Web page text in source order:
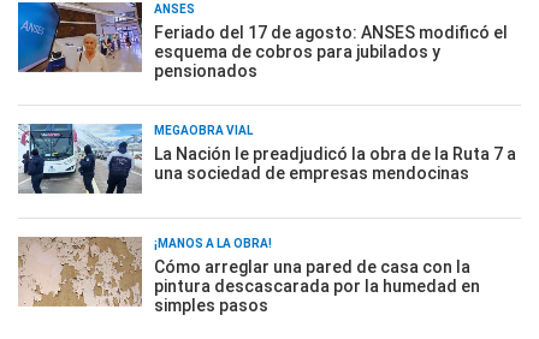
ANSES
Feriado del 17 de agosto: ANSES modificó el
esquema de cobros para jubilados y
pensionados
MEGAOBRA VIAL
La Nación le preadjudicó la obra de la Ruta 7 a
una sociedad de empresas mendocinas
¡MANOS A LA OBRA!
Cómo arreglar una pared de casa con la
pintura descascarada por la humedad en
simples pasos